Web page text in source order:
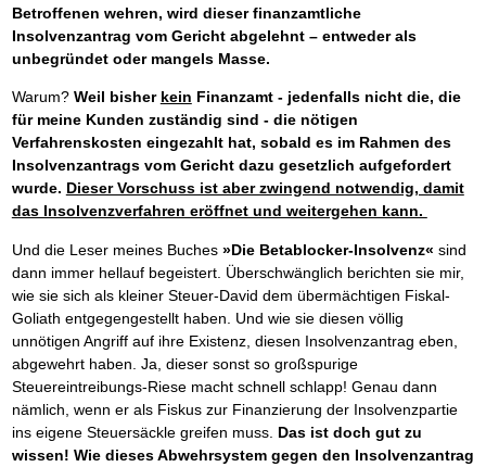
Betroffenen wehren, wird dieser finanzamtliche
Insolvenzantrag vom Gericht abgelehnt – entweder als
unbegründet oder mangels Masse.
Warum? Weil bisher kein Finanzamt - jedenfalls nicht die, die
für meine Kunden zuständig sind - die nötigen
Verfahrenskosten eingezahlt hat, sobald es im Rahmen des
Insolvenzantrags vom Gericht dazu gesetzlich aufgefordert
wurde. Dieser Vorschuss ist aber zwingend notwendig, damit
das Insolvenzverfahren eröffnet und weitergehen kann.
Und die Leser meines Buches »Die Betablocker-Insolvenz« sind
dann immer hellauf begeistert. Überschwänglich berichten sie mir,
wie sie sich als kleiner Steuer-David dem übermächtigen Fiskal-
Goliath entgegengestellt haben. Und wie sie diesen völlig
unnötigen Angriff auf ihre Existenz, diesen Insolvenzantrag eben,
abgewehrt haben. Ja, dieser sonst so großspurige
Steuereintreibungs-Riese macht schnell schlapp! Genau dann
nämlich, wenn er als Fiskus zur Finanzierung der Insolvenzpartie
ins eigene Steuersäckle greifen muss. Das ist doch gut zu
wissen! Wie dieses Abwehrsystem gegen den Insolvenzantrag